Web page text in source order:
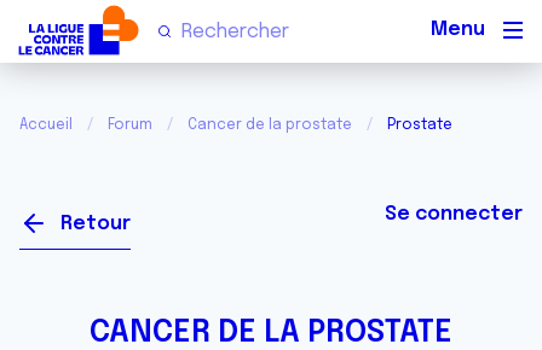
Accueil Forum Cancer de la prostate Prostate
Retour Se connecter
CANCER DE LA PROSTATE